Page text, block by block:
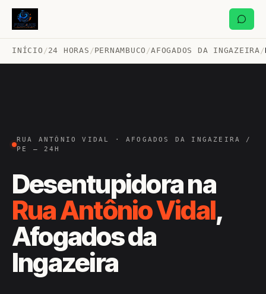
INÍCIO /24 HORAS /PERNAMBUCO /AFOGADOS DA INGAZEIRA /
RUA ANTÔNIO VIDAL · AFOGADOS DA INGAZEIRA /
PE — 24H
Desentupidora na
Rua Antônio Vidal,
Afogados da
Ingazeira